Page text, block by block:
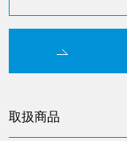
取扱商品